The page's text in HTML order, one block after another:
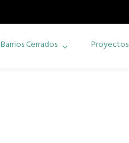
Barrios Cerrados Proyectos